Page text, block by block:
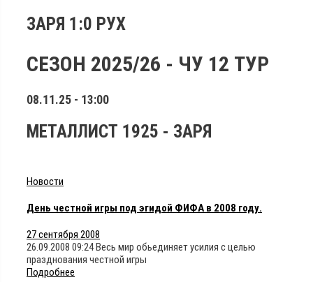
ЗАРЯ 1:0 РУХ
СЕЗОН 2025/26 - ЧУ 12 ТУР
08.11.25 - 13:00
МЕТАЛЛИСТ 1925 - ЗАРЯ
Новости
День честной игры под эгидой ФИФА в 2008 году.
27 сентября 2008
26.09.2008 09:24 Весь мир обьединяет усилия с целью
празднования честной игры
Подробнее